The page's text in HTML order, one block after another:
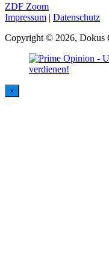
ZDF Zoom
Impressum | Datenschutz
Copyright © 2026, Dokus
×